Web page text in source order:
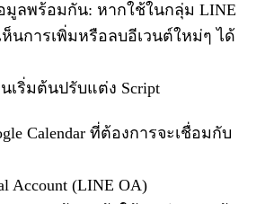
ลพร้อมกัน: หากใช้ในกลุ่ม LINE
นการเพิ่มหรือลบอีเวนต์ใหม่ๆ ได้
เริ่มต้นปรับแต่ง Script
Calendar ที่ต้องการจะเชื่อมกับ
Account (LINE OA)